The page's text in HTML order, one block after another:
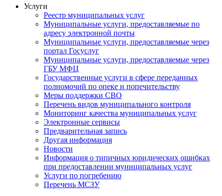
Услуги
Реестр муниципальных услуг
Муниципальные услуги, предоставляемые по
адресу электронной почты
Муниципальные услуги, предоставляемые через
портал Госуслуг
Муниципальные услуги, предоставляемые через
ГБУ МФЦ
Государственные услуги в сфере переданных
полномочий по опеке и попечительству
Меры поддержки СВО
Перечень видов муниципального контроля
Мониторинг качества муниципальных услуг
Электронные сервисы
Предварительная запись
Другая информация
Новости
Информация о типичных юридических ошибках
при предоставлении муниципальных услуг
Услуги по погребению
Перечень МСЗУ